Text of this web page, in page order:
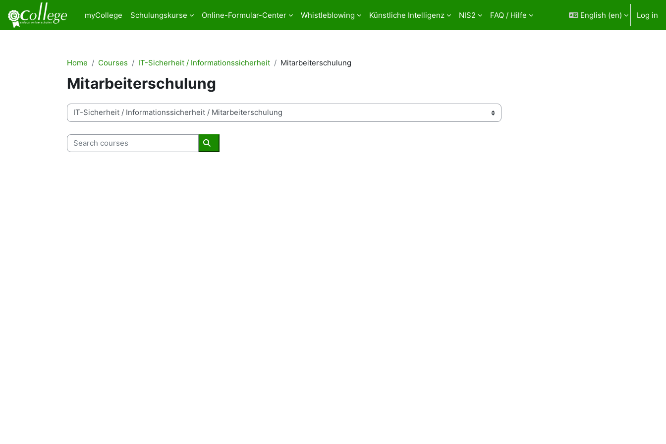
Skip to main content
myCollege
Schulungskurse Online-Formular-Center Whistleblowing Künstliche Intelligenz NIS2 FAQ / Hilfe English ‎(en)‎ Log in
Home Courses IT-Sicherheit / Informationssicherheit Mitarbeiterschulung
Mitarbeiterschulung
Course categories
Search courses
Search courses